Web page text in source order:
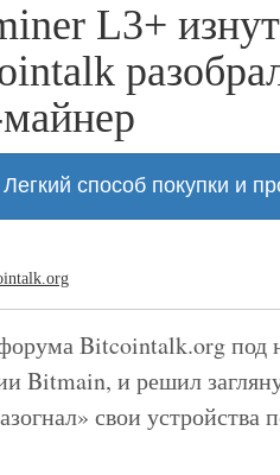
L3+
способ покупки и
Bitcointalk.org под
Bitmain, и решил
свои устройства